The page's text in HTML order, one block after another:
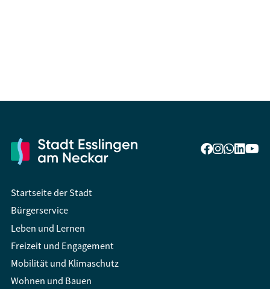
Startseite der Stadt
Bürgerservice
Leben und Lernen
Freizeit und Engagement
Mobilität und Klimaschutz
Wohnen und Bauen